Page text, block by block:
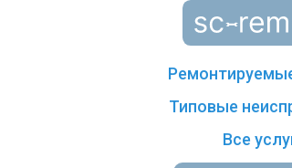
Типовые
Все